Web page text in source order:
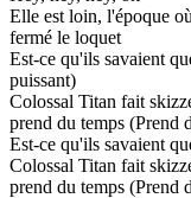
Elle est loin, l'époque
fermé le loquet
Est-ce qu'ils savaient
puissant)
Colossal Titan fait
prend du temps (Prend
Est-ce qu'ils savaient
Colossal Titan fait
prend du temps (Prend